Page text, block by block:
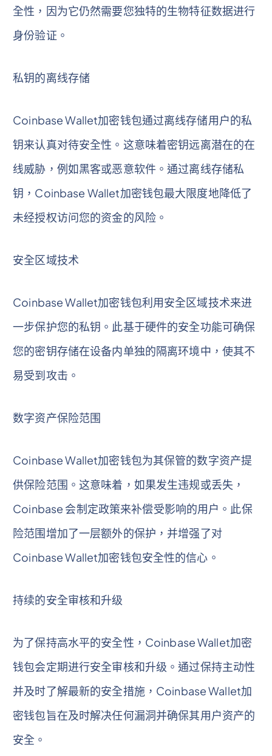
全性，因为它仍然需要您独特的生物特征数据进行
身份验证。
私钥的离线存储
Coinbase Wallet加密钱包通过离线存储用户的私
钥来认真对待安全性。这意味着密钥远离潜在的在
线威胁，例如黑客或恶意软件。通过离线存储私
钥，Coinbase Wallet加密钱包最大限度地降低了
未经授权访问您的资金的风险。
安全区域技术
Coinbase Wallet加密钱包利用安全区域技术来进
一步保护您的私钥。此基于硬件的安全功能可确保
您的密钥存储在设备内单独的隔离环境中，使其不
易受到攻击。
数字资产保险范围
Coinbase Wallet加密钱包为其保管的数字资产提
供保险范围。这意味着，如果发生违规或丢失，
Coinbase 会制定政策来补偿受影响的用户。此保
险范围增加了一层额外的保护，并增强了对
Coinbase Wallet加密钱包安全性的信心。
持续的安全审核和升级
为了保持高水平的安全性，Coinbase Wallet加密
钱包会定期进行安全审核和升级。通过保持主动性
并及时了解最新的安全措施，Coinbase Wallet加
密钱包旨在及时解决任何漏洞并确保其用户资产的
安全。